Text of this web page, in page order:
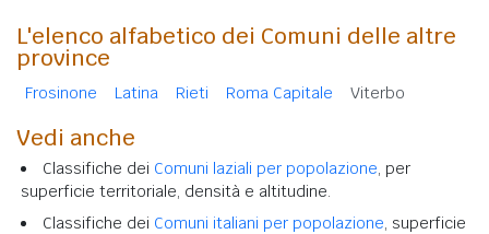
L'elenco alfabetico dei Comuni delle altre
province
Frosinone Latina Rieti Roma Capitale Viterbo
Vedi anche
Classifiche dei Comuni laziali per popolazione, per
superficie territoriale, densità e altitudine.
Classifiche dei Comuni italiani per popolazione, superficie